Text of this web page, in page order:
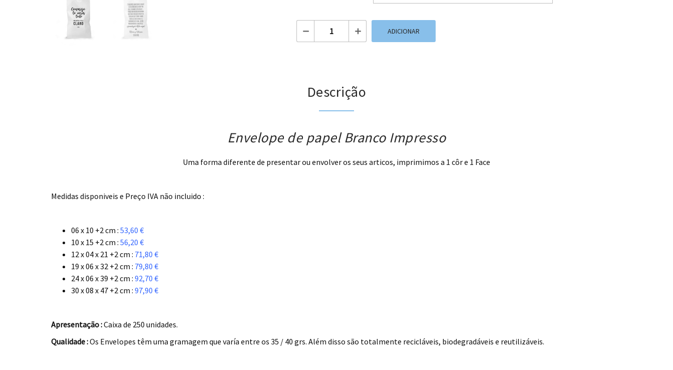
Quantidade de Envelope de papel Branco Impresso
ADICIONAR
Descrição
Envelope de papel Branco Impresso
Uma forma diferente de presentar ou envolver os seus articos, imprimimos a 1 côr e 1 Face
Medidas disponiveis e Preço IVA não incluido :
06 x 10 +2 cm : 53,60 €
10 x 15 +2 cm : 56,20 €
12 x 04 x 21 +2 cm : 71,80 €
19 x 06 x 32 +2 cm : 79,80 €
24 x 06 x 39 +2 cm : 92,70 €
30 x 08 x 47 +2 cm : 97,90 €
Apresentação :Caixa de 250 unidades.
Qualidade :Os Envelopes têm uma gramagem que varía entre os 35 / 40 grs. Além disso são totalmente recicláveis, biodegradáveis e reutilizáveis.